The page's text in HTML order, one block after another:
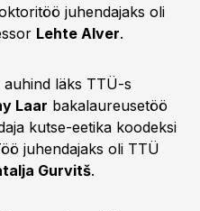
juhendajaks oli
Lehte Alver.
läks TTÜ-s
Laar bakalaureusetöö
kutse-eetika koodeksi
juhendajaks oli TTÜ
Gurvitš.